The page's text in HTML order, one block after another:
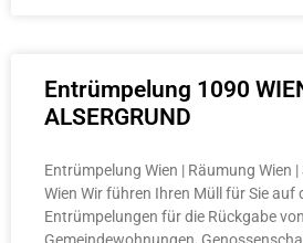
Entrümpelung 1090
ALSERGRUND
Entrümpelung Wien | Räumung Wien
Wien Wir führen Ihren Müll für Sie auf
Entrümpelungen für die Rückgabe von
Gemeindewohnungen,